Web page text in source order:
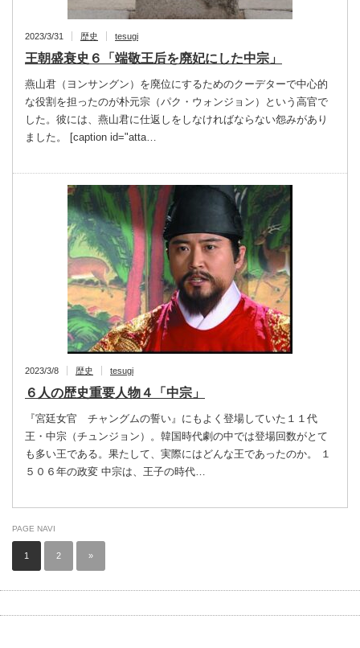
2023/3/31 歴史 tesugi
王朝盛衰史６「端敬王后を廃妃にした中宗」
燕山君（ヨンサングン）を廃位にするためのクーデターで中心的
な役割を担ったのが朴元宗（パク・ウォンジョン）という高官で
した。彼には、燕山君に仕返しをしなければならない怨みがあり
ました。 [caption id="atta…
2023/3/8 歴史 tesugi
６人の歴史重要人物４「中宗」
『宮廷女官 チャングムの誓い』にもよく登場していた１１代
王・中宗（チュンジョン）。韓国時代劇の中では登場回数がとて
も多い王である。果たして、実際にはどんな王であったのか。 １
５０６年の政変 中宗は、王子の時代…
PAGE NAVI
1 2 »